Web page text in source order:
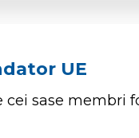
UE
sase membri